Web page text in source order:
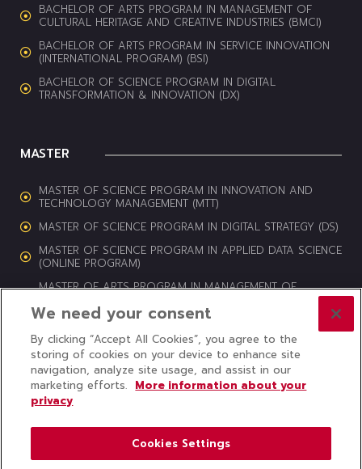
BACHELOR OF ARTS PROGRAM IN MANAGEMENT OF
CULTURAL HERITAGE AND CREATIVE INDUSTRIES (BMCI)
BACHELOR OF ARTS PROGRAM IN SERVICE INNOVATION
(INTERNATIONAL PROGRAM) (BSI)
BACHELOR OF SCIENCE PROGRAM IN DIGITAL
TRANSFORMATION & INNOVATION (DX)
MASTER
MASTER OF SCIENCE PROGRAM IN INNOVATION AND
TECHNOLOGY MANAGEMENT (MTT)
MASTER OF SCIENCE PROGRAM IN DIGITAL STRATEGY (DS)
MASTER OF SCIENCE PROGRAM IN APPLIED DATA SCIENCE
(ONLINE PROGRAM)
MASTER OF ARTS PROGRAM IN MANAGEMENT OF
© 2024 COLLEGE OF INNOVATION, THAMMASAT UNIVERSITY ALL
RIGHTS RESERVED
Subscribe to CITU News
We need your consent
By clicking “Accept All Cookies”, you agree to the
storing of cookies on your device to enhance site
navigation, analyze site usage, and assist in our
marketing efforts. More information about your
privacy
Cookies Settings